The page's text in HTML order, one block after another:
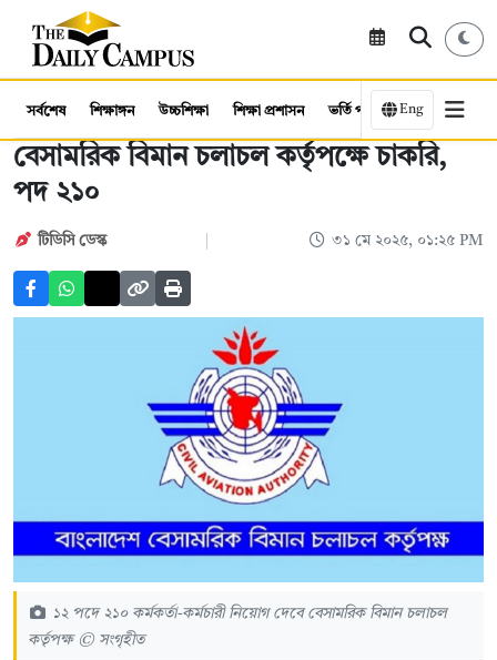
সর্বশেষ শিক্ষাঙ্গন উচ্চশিক্ষা শিক্ষা প্রশাসন ভর্তি পরীক্ষা কর্মসংস্থান
Eng
বেসামরিক বিমান চলাচল কর্তৃপক্ষে চাকরি,
পদ ২১০
টিডিসি ডেস্ক ৩১ মে ২০২৫, ০১:২৫ PM
১২ পদে ২১০ কর্মকর্তা-কর্মচারী নিয়োগ দেবে বেসামরিক বিমান চলাচল
কর্তৃপক্ষ © সংগৃহীত